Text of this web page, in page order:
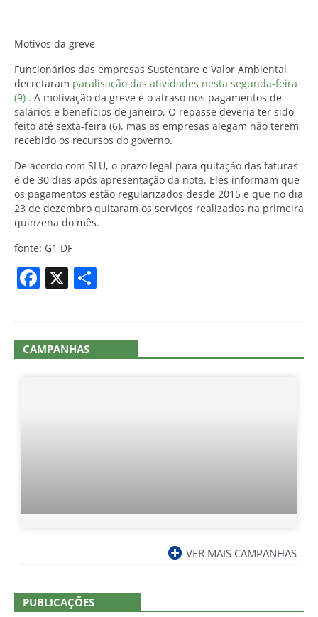
Motivos da greve
Funcionários das empresas Sustentare e Valor Ambiental
decretaram paralisação das atividades nesta segunda-feira
(9) . A motivação da greve é o atraso nos pagamentos de
salários e benefícios de janeiro. O repasse deveria ter sido
feito até sexta-feira (6), mas as empresas alegam não terem
recebido os recursos do governo.
De acordo com SLU, o prazo legal para quitação das faturas
é de 30 dias após apresentação da nota. Eles informam que
os pagamentos estão regularizados desde 2015 e que no dia
23 de dezembro quitaram os serviços realizados na primeira
quinzena do mês.
fonte: G1 DF
Facebook
X
CAMPANHAS
VER MAIS CAMPANHAS
PUBLICAÇÕES